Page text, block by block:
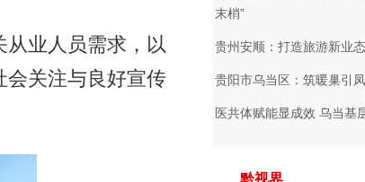
业人员需求，以
会关注与良好宣传
末梢”
贵州安顺：打造旅游新业
贵阳市乌当区：筑暖巢引
医共体赋能显成效 乌当基
黔视界